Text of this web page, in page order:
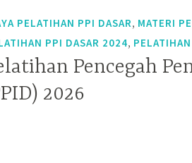
PELATIHAN PPI DASAR, MATERI
PPI DASAR 2024,
Pencegah
2026